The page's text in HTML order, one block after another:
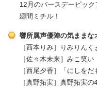
12月のバースデーピッ
廻間ミチル！
響所属声優陣の気ままな
［西本りみ］りみりん
［佐々木未来］みこ笑
［西尾夕香］「にしをだ
［真野拓実］真野拓実